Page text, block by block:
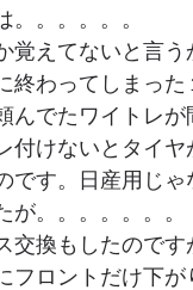
。。。。。。
覚えてないと言
終わってしまった
んでたワイトレが
付けないとタイ
です。日産用じ
が。。。。。。。
交換もしたのです
フロントだけ下が